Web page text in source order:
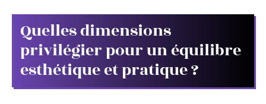
Quelles dimensions
privilégier pour un équilibre
esthétique et pratique ?